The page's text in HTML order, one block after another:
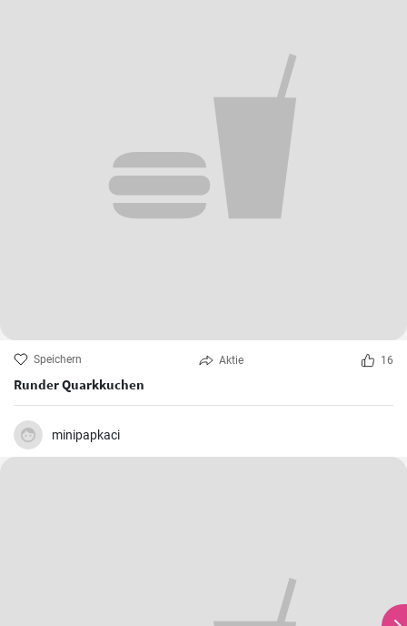
Speichern Aktie 16
Runder Quarkkuchen
minipapkaci